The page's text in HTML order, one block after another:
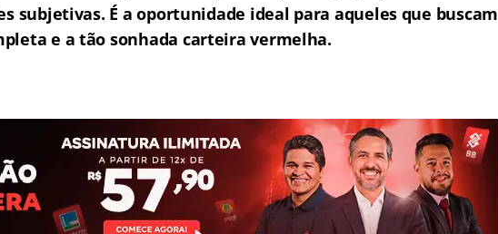
subjetivas. É a oportunidade ideal para aqueles que buscam
e a tão sonhada carteira vermelha.